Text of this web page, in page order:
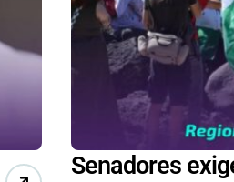
Senadores